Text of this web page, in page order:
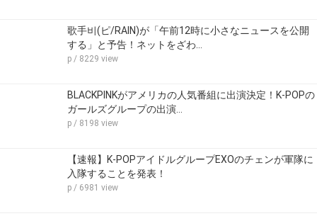
歌手비(ピ/RAIN)が「午前12時に小さなニュースを公開
する」と予告！ネットをざわ…
p / 8229 view
BLACKPINKがアメリカの人気番組に出演決定！K-POPの
ガールズグループの出演…
p / 8198 view
【速報】K-POPアイドルグループEXOのチェンが軍隊に
入隊することを発表！
p / 6981 view